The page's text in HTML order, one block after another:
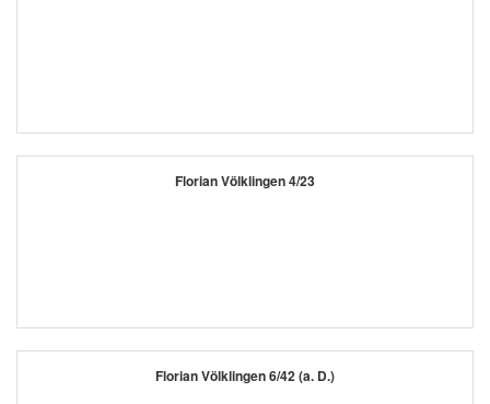
Florian Völklingen 4/23
Florian Völklingen 6/42 (a. D.)